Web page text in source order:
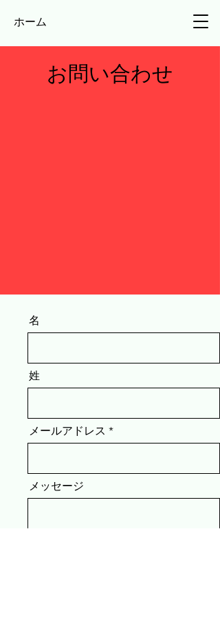
ホーム
お問い合わせ
名
姓
メールアドレス
メッセージ